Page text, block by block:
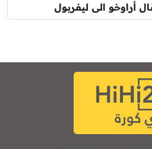
أراوخو الى ليفربول